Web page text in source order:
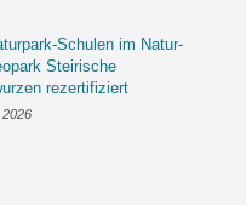
Schulen im Natur-
Steirische
rezertifiziert
2026